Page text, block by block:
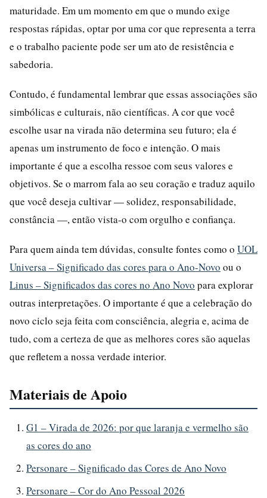
maturidade. Em um momento em que o mundo exige
respostas rápidas, optar por uma cor que representa a terra
e o trabalho paciente pode ser um ato de resistência e
sabedoria.
Contudo, é fundamental lembrar que essas associações são
simbólicas e culturais, não científicas. A cor que você
escolhe usar na virada não determina seu futuro; ela é
apenas um instrumento de foco e intenção. O mais
importante é que a escolha ressoe com seus valores e
objetivos. Se o marrom fala ao seu coração e traduz aquilo
que você deseja cultivar — solidez, responsabilidade,
constância —, então vista-o com orgulho e confiança.
Para quem ainda tem dúvidas, consulte fontes como o UOL
Universa – Significado das cores para o Ano-Novo ou o
Linus – Significados das cores no Ano Novo para explorar
outras interpretações. O importante é que a celebração do
novo ciclo seja feita com consciência, alegria e, acima de
tudo, com a certeza de que as melhores cores são aquelas
que refletem a nossa verdade interior.
Materiais de Apoio
G1 – Virada de 2026: por que laranja e vermelho são
as cores do ano
Personare – Significado das Cores de Ano Novo
Personare – Cor do Ano Pessoal 2026